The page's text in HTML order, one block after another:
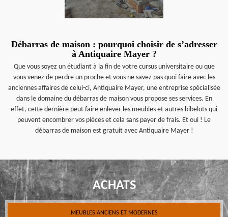
Débarras de maison : pourquoi choisir de s’adresser
à Antiquaire Mayer ?
Que vous soyez un étudiant à la fin de votre cursus universitaire ou que
vous venez de perdre un proche et vous ne savez pas quoi faire avec les
anciennes affaires de celui-ci, Antiquaire Mayer, une entreprise spécialisée
dans le domaine du débarras de maison vous propose ses services. En
effet, cette dernière peut faire enlever les meubles et autres bibelots qui
peuvent encombrer vos pièces et cela sans payer de frais. Et oui ! Le
débarras de maison est gratuit avec Antiquaire Mayer !
ACHATS
MEUBLES ANCIENS ET MODERNES